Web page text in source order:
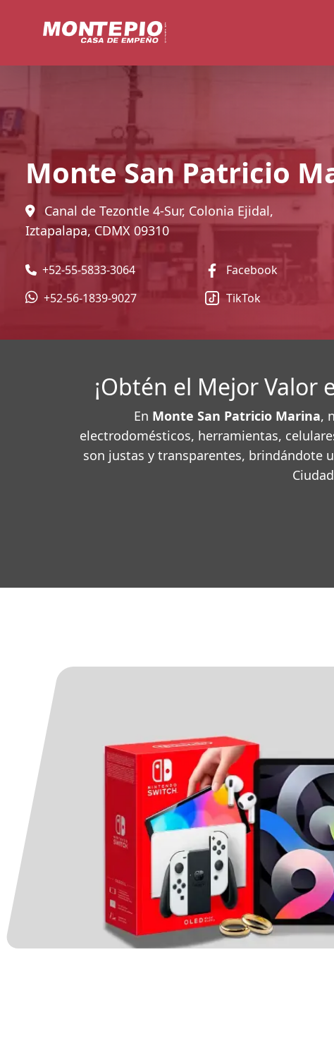
Monte San Patricio
Canal de Tezontle 4-Sur, Colonia Ejidal,
Iztapalapa, CDMX 09310
+52-55-5833-3064
+52-56-1839-9027
Facebook
TikTok
¡Obtén el Mejor Valor
En Monte San Patricio Marina,
electrodomésticos, herramientas,
son justas y transparentes, brindándote